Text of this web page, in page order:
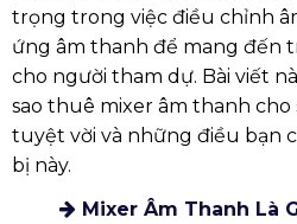
trọng trong việc điều chỉnh
ứng âm thanh để mang đến
cho người tham dự. Bài viết
sao thuê mixer âm thanh cho
tuyệt vời và những điều bạn
bị này.
Mixer Âm Thanh Là